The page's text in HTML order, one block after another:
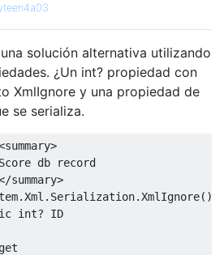
solución alternativa utilizando
¿Un int? propiedad con
XmlIgnore y una propiedad de
se serializa.
db record
summary>
.Xml . Serialization.XmlIgnore()]
int? ID
get